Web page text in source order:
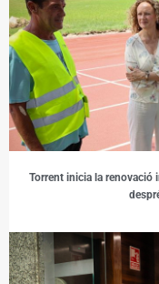
Torrent inicia la renovació